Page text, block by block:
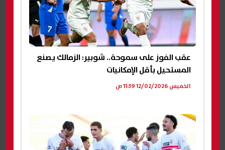
عقب الفوز على سموحة.. شوبير: الزمالك يصنع
المستحيل بأقل الإمكانيات
الخميس 12/02/2026 11:39 ص